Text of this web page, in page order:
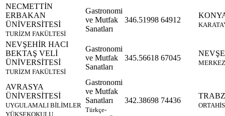
NECMETTİN
ERBAKAN
ÜNİVERSİTESİ
TURİZM FAKÜLTESİ
Gastronomi
ve Mutfak
Sanatları
346.51998 64912
NEVŞEHİR HACI
BEKTAŞ VELİ
ÜNİVERSİTESİ
TURİZM FAKÜLTESİ
Gastronomi
ve Mutfak
Sanatları
345.56618 67045
MERKEZ
AVRASYA
ÜNİVERSİTESİ
UYGULAMALI BİLİMLER
YÜKSEKOKULU
Gastronomi
ve Mutfak
Sanatları
Türkçe-
342.38698 74436